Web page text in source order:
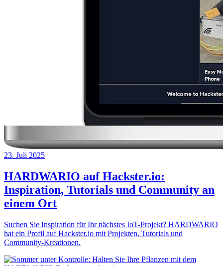
23. Juli 2025
HARDWARIO auf Hackster.io:
Inspiration, Tutorials und Community an
einem Ort
Suchen Sie Inspiration für Ihr nächstes IoT-Projekt? HARDWARIO
hat ein Profil auf Hackster.io mit Projekten, Tutorials und
Community-Kreationen.